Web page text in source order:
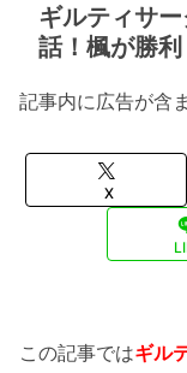
ギルティサ
話！楓が勝利
記事内に広告が含
X
この記事ではギル